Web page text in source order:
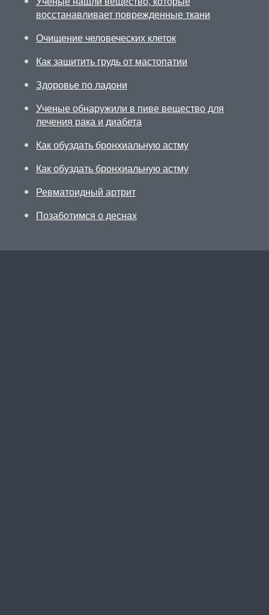
восстанавливает поврежденные ткани
Очищение человеческих клеток
Как защитить грудь от мастопатии
Здоровье по ладони
Ученые обнаружили в пиве вещество для
лечения рака и диабета
Как обуздать бронхиальную астму
Как обуздать бронхиальную астму
Ревматоидный артрит
Позаботимся о деснах